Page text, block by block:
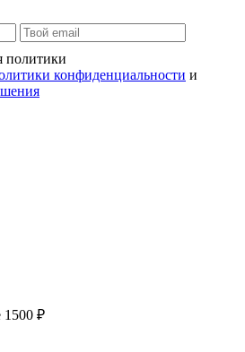
политики
конфиденциальности и
1500 ₽